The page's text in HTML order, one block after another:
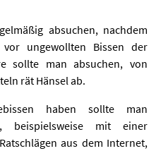
absuchen, nachdem
ungewollten Bissen der
sollte man absuchen, von
rät Hänsel ab.
haben sollte man
beispielsweise mit einer
aus dem Internet,